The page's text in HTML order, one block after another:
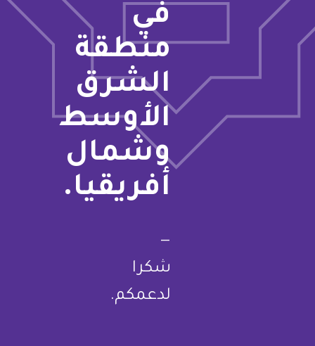
في
منطقة
الشرق
الأوسط
وشمال
أفريقيا.
—
شكرا
لدعمكم.